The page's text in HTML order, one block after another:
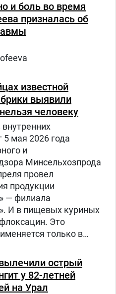
и боль во время
призналась об
известной
выявили
человеку
внутренних
мая 2026 года
и
Минсельхозпрода
провел
продукции
— филиала
И в пищевых куриных
Это
только в
сельскохозяйственных,
острый
у 82-летней
на Урал